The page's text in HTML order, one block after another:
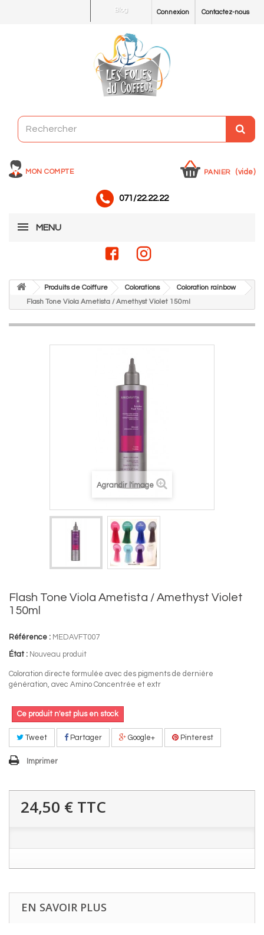
Contactez-nous
Connexion
Blog
MON COMPTE PANIER (vide)
071/22.22.22
MENU
Produits de Coiffure Colorations
Coloration rainbow
Flash Tone Viola Ametista / Amethyst Violet 150ml
Agrandir l'image
Flash Tone Viola Ametista / Amethyst Violet
150ml
Référence : MEDAVFT007
État : Nouveau produit
Coloration directe formulée avec des pigments de dernière
génération, avec Amino Concentrée et extr
Ce produit n'est plus en stock
Tweet Partager Google+ Pinterest
Imprimer
24,50 € TTC
EN SAVOIR PLUS